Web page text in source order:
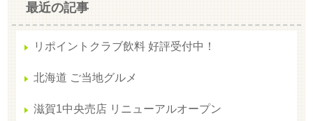
最近の記事
リポイントクラブ飲料 好評受付中！
北海道 ご当地グルメ
滋賀1中央売店 リニューアルオープン